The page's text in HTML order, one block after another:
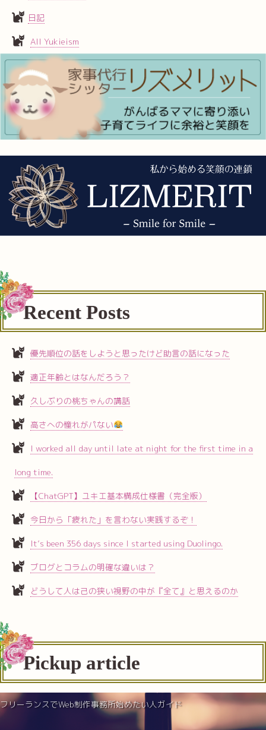
日記
All Yukieism
Recent Posts
優先順位の話をしようと思ったけど助言の話になった
適正年齢とはなんだろう？
久しぶりの桃ちゃんの講話
高さへの憧れがパない
I worked all day until late at night for the first time in a
long time.
【ChatGPT】ユキエ基本構成仕様書（完全版）
今日から「疲れた」を言わない実践するぞ！
It’s been 356 days since I started using Duolingo.
ブログとコラムの明確な違いは？
どうして人は己の狭い視野の中が『全て』と思えるのか
Pickup article
フリーランスでWeb制作事務所始めたい人ガイド